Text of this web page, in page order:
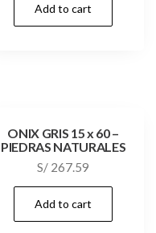
Add to cart
ONIX GRIS 15 x 60 –
PIEDRAS NATURALES
S/ 267.59
Add to cart